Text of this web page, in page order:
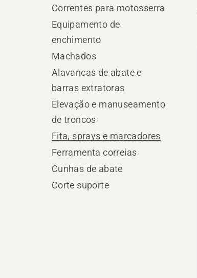
Correntes para motosserra
Equipamento de
enchimento
Machados
Alavancas de abate e
barras extratoras
Elevação e manuseamento
de troncos
Fita, sprays e marcadores
Ferramenta correias
Cunhas de abate
Corte suporte